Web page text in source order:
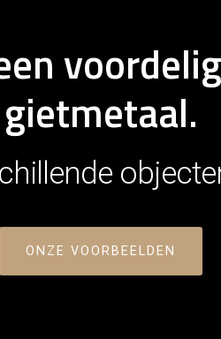
gietmetaal.
ONZE VOORBEELDEN